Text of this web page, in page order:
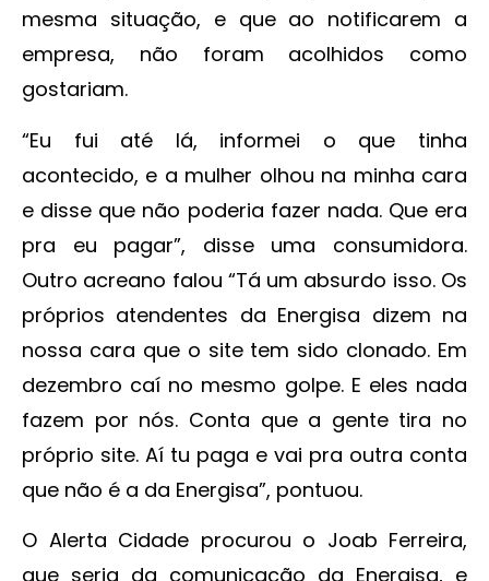
mesma situação, e que ao notificarem a
empresa, não foram acolhidos como
gostariam.
“Eu fui até lá, informei o que tinha
acontecido, e a mulher olhou na minha cara
e disse que não poderia fazer nada. Que era
pra eu pagar”, disse uma consumidora.
Outro acreano falou “Tá um absurdo isso. Os
próprios atendentes da Energisa dizem na
nossa cara que o site tem sido clonado. Em
dezembro caí no mesmo golpe. E eles nada
fazem por nós. Conta que a gente tira no
próprio site. Aí tu paga e vai pra outra conta
que não é a da Energisa”, pontuou.
O Alerta Cidade procurou o Joab Ferreira,
que seria da comunicação da Energisa, e